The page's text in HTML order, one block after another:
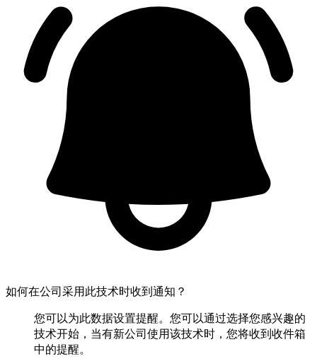
如何在公司采用此技术时收到通知？
您可以为此数据设置提醒。您可以通过选择您感兴趣的
技术开始，当有新公司使用该技术时，您将收到收件箱
中的提醒。